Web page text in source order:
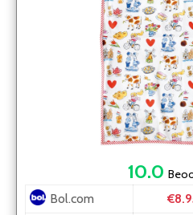
10.0
Bol.com